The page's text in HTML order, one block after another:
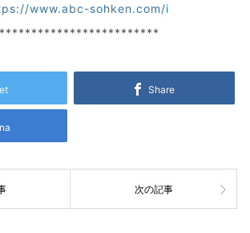
www.abc-sohken.com/i
Share
次の記事